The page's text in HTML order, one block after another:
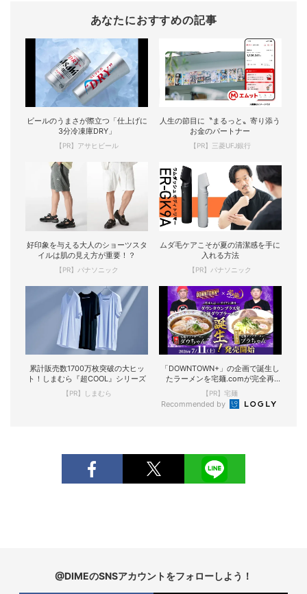
あなたにおすすめの記事
ビールのうまさが際立つ「仕上げに
3分冷凍庫DRY」
【PR】アサヒビール
人生の節目に〝まるっと〟寄り添う
お金のパートナー
【PR】三菱UFJ銀行
好印象を与える大人のショーツスタ
イルは肌の見え方が重要！？
【PR】パナソニック
ムダ毛ケアこそが夏の清潔感を手に
入れる方法
【PR】パナソニック
累計販売数1700万枚突破の大ヒッ
ト！しまむら『超COOL』シリーズ
【PR】しまむら
「DOWNTOWN+」の企画で誕生し
たラーメンを宅麺.comが完全再
現！
【PR】宅麺
Recommended by
@DIMEのSNSアカウントをフォローしよう！